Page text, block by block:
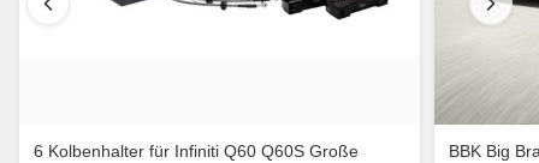
6 Kolbenhalter für Infiniti Q60 Q60S Große
BBK Big